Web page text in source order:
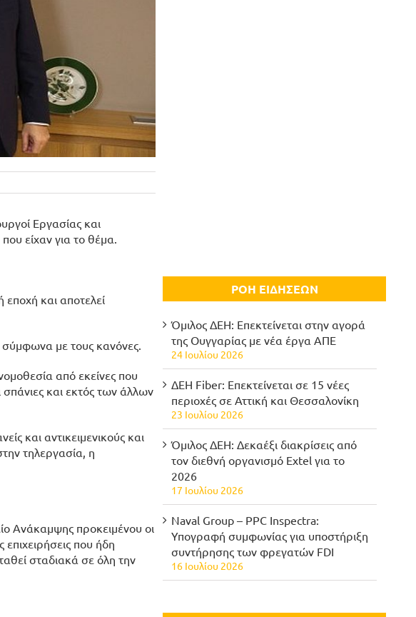
Εργασίας και
είχαν για το θέμα.
και αποτελεί
με τους κανόνες.
από εκείνες που
και εκτός των άλλων
και αντικειμενικούς και
τηλεργασία, η
Ανάκαμψης προκειμένου οι
που ήδη
σταδιακά σε όλη την
ΡΟΗ ΕΙΔΗΣΕΩΝ
Όμιλος ΔΕΗ: Επεκτείνεται στην αγορά
της Ουγγαρίας με νέα έργα ΑΠΕ
24 Ιουλίου 2026
ΔΕΗ Fiber: Επεκτείνεται σε 15 νέες
περιοχές σε Αττική και Θεσσαλονίκη
23 Ιουλίου 2026
Όμιλος ΔΕΗ: Δεκαέξι διακρίσεις από
τον διεθνή οργανισμό Extel για το
2026
17 Ιουλίου 2026
Naval Group – PPC Inspectra:
Υπογραφή συμφωνίας για υποστήριξη
συντήρησης των φρεγατών FDI
16 Ιουλίου 2026